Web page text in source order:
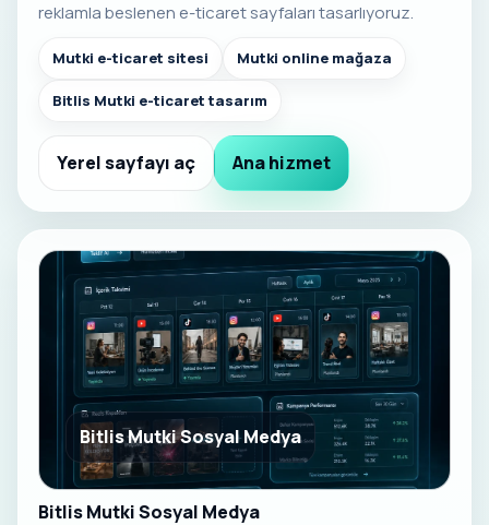
reklamla beslenen e-ticaret sayfaları tasarlıyoruz.
Mutki e-ticaret sitesi Mutki online mağaza
Bitlis Mutki e-ticaret tasarım
Yerel sayfayı aç Ana hizmet
Bitlis Mutki Sosyal Medya
Bitlis Mutki Sosyal Medya